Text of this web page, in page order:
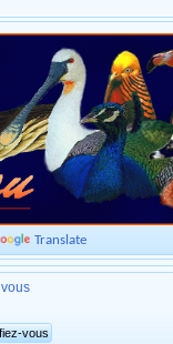
Translate
vous